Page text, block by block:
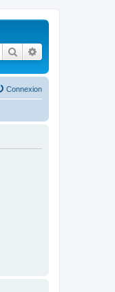
Rechercher
Connexion